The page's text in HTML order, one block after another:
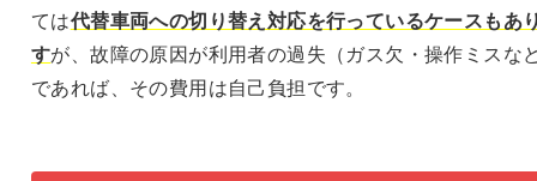
ては代替車両への切り替え対応を行っているケースもあ
すが、故障の原因が利用者の過失（ガス欠・操作ミスな
であれば、その費用は自己負担です。